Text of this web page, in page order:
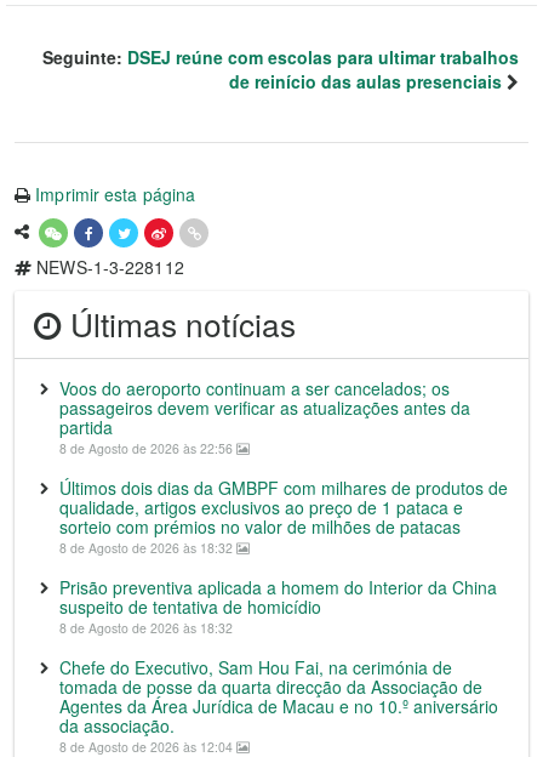
Seguinte: DSEJ reúne com escolas para ultimar trabalhos
de reinício das aulas presenciais
Imprimir esta página
NEWS-1-3-228112
Últimas notícias
Voos do aeroporto continuam a ser cancelados; os
passageiros devem verificar as atualizações antes da
partida
8 de Agosto de 2026 às 22:56
Últimos dois dias da GMBPF com milhares de produtos de
qualidade, artigos exclusivos ao preço de 1 pataca e
sorteio com prémios no valor de milhões de patacas
8 de Agosto de 2026 às 18:32
Prisão preventiva aplicada a homem do Interior da China
suspeito de tentativa de homicídio
8 de Agosto de 2026 às 18:32
Chefe do Executivo, Sam Hou Fai, na cerimónia de
tomada de posse da quarta direcção da Associação de
Agentes da Área Jurídica de Macau e no 10.º aniversário
da associação.
8 de Agosto de 2026 às 12:04